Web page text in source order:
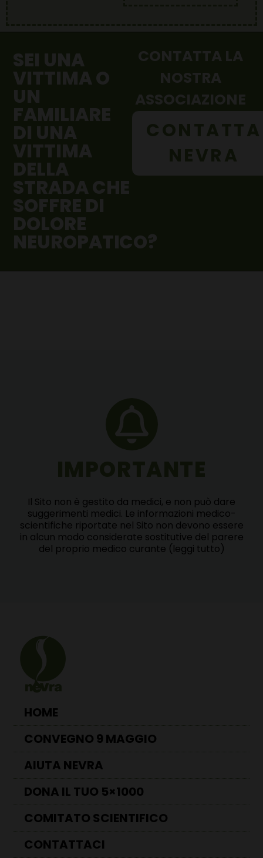
SEI UNA
VITTIMA O
UN
FAMILIARE
DI UNA
VITTIMA
DELLA
STRADA CHE
SOFFRE DI
DOLORE
NEUROPATICO?
CONTATTA LA
NOSTRA
ASSOCIAZIONE
CONTATTA
NEVRA
Il Sito non è gestito da medici, e non può dare
suggerimenti medici. Le informazioni medico-
scientifiche riportate nel Sito non devono essere
in alcun modo considerate sostitutive del parere
del proprio medico curante (leggi tutto)
HOME
CONVEGNO 9 MAGGIO
AIUTA NEVRA
DONA IL TUO 5×1000
COMITATO SCIENTIFICO
CONTATTACI